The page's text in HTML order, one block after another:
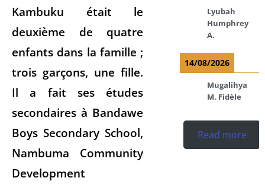
Kambuku était le
deuxième de quatre
enfants dans la famille ;
trois garçons, une fille.
Il a fait ses études
secondaires à Bandawe
Boys Secondary School,
Nambuma Community
Development
Lyubah
Humphrey
A.
14/08/2026
Mugalihya
M. Fidèle
Read more